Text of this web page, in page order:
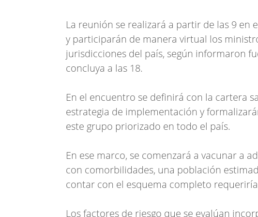
La reunión se realizará a partir de las 9 en
y participarán de manera virtual los
jurisdicciones del país, según informaron
concluya a las 18.
En el encuentro se definirá con la cartera
estrategia de implementación y
este grupo priorizado en todo el país.
En ese marco, se comenzará a vacunar a
con comorbilidades, una población
contar con el esquema completo
Los factores de riesgo que se evalúan